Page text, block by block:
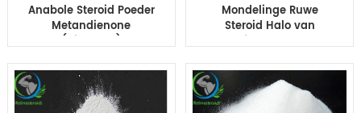
Anabole Steroid Poeder
Metandienone
(Dianabol)
Grondstoffen CAS 72-
63-9
Mondelinge Ruwe
Steroid Halo van
Poederfluoxymesterone
Ophopen
Cyclussteroïden CAS
76-43-7